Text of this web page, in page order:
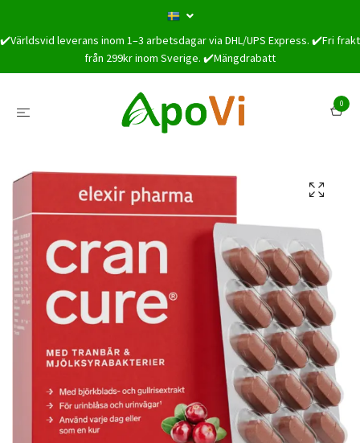
✔️Världsvid leverans inom 1–3 arbetsdagar via DHL/UPS Express. ✔️Fri frakt
från 299kr inom Sverige. ✔️Mängdrabatt
0